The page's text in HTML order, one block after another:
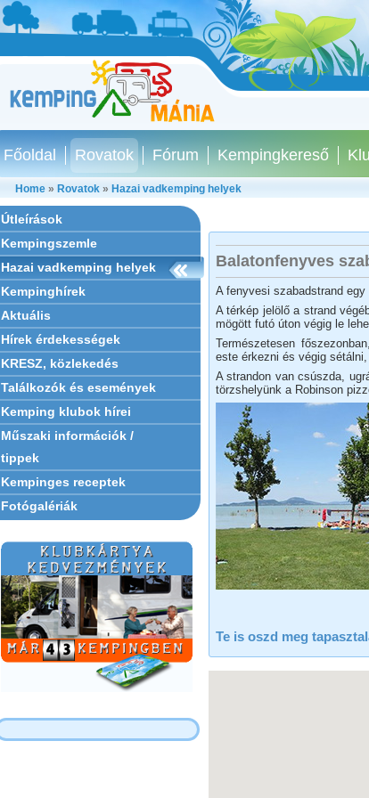
Főoldal Rovatok Fórum Kempingkereső
Home» Rovatok» Hazai vadkemping helyek
Útleírások
Kempingszemle
Hazai vadkemping helyek
Kempinghírek
Aktuális
Hírek érdekességek
KRESZ, közlekedés
Találkozók és események
Kemping klubok hírei
Műszaki információk /
tippek
Kempinges receptek
Fotógalériák
Balatonfenyves
A fenyvesi szabadstrand egy
A térkép jelölő a strand
mögött futó úton végig le
Természetesen
este érkezni és végig
A strandon van csúszda,
törzshelyünk a Robinson
Te is oszd meg